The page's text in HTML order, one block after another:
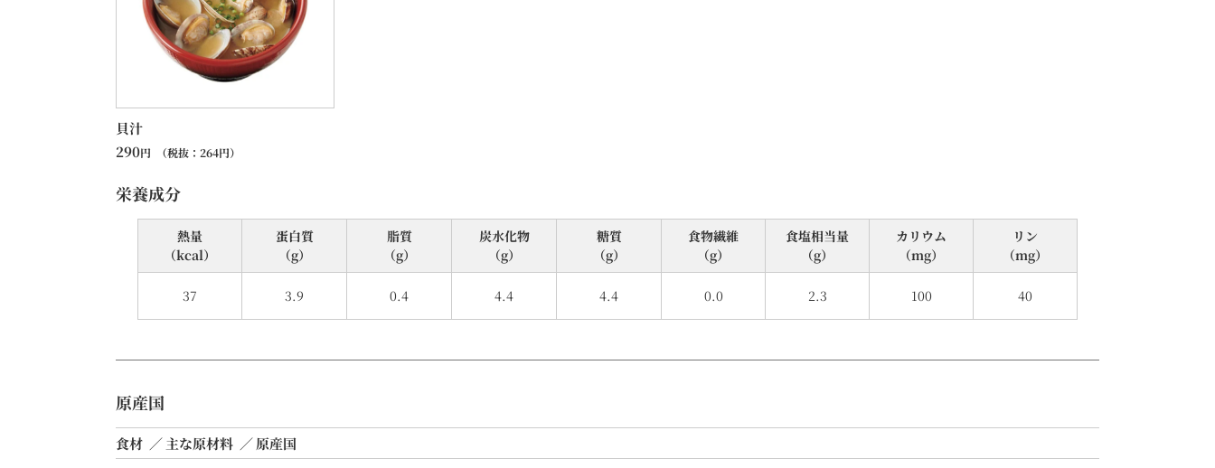
貝汁
290円 （税抜： 264円）
栄養成分
熱量
（kcal）
37
蛋⽩質
（g）
3.9
脂質
（g）
0.4
炭⽔化物
（g）
4.4
糖質
（g）
4.4
食物繊維
（g）
0.0
⾷塩相当量
（g）
2.3
カリウム
（mg）
100
リン
（mg）
40
原産国
食材 主な原材料
原産国